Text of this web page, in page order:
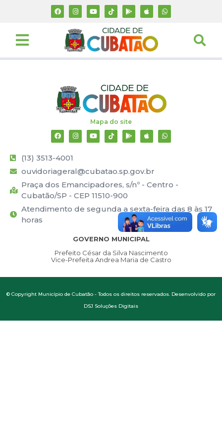
Mapa do site
(13) 3513-4001
ouvidoriageral@cubatao.sp.gov.br
Praça dos Emancipadores, s/nº - Centro -
Cubatão/SP - CEP 11510-900
Atendimento de segunda a sexta-feira das 8 às 17
horas
GOVERNO MUNICIPAL
Prefeito César da Silva Nascimento
Vice-Prefeita Andrea Maria de Castro
© Copyright Município de Cubatão - Todos os direitos reservados. Desenvolvido por
DSJ Soluções Digitais